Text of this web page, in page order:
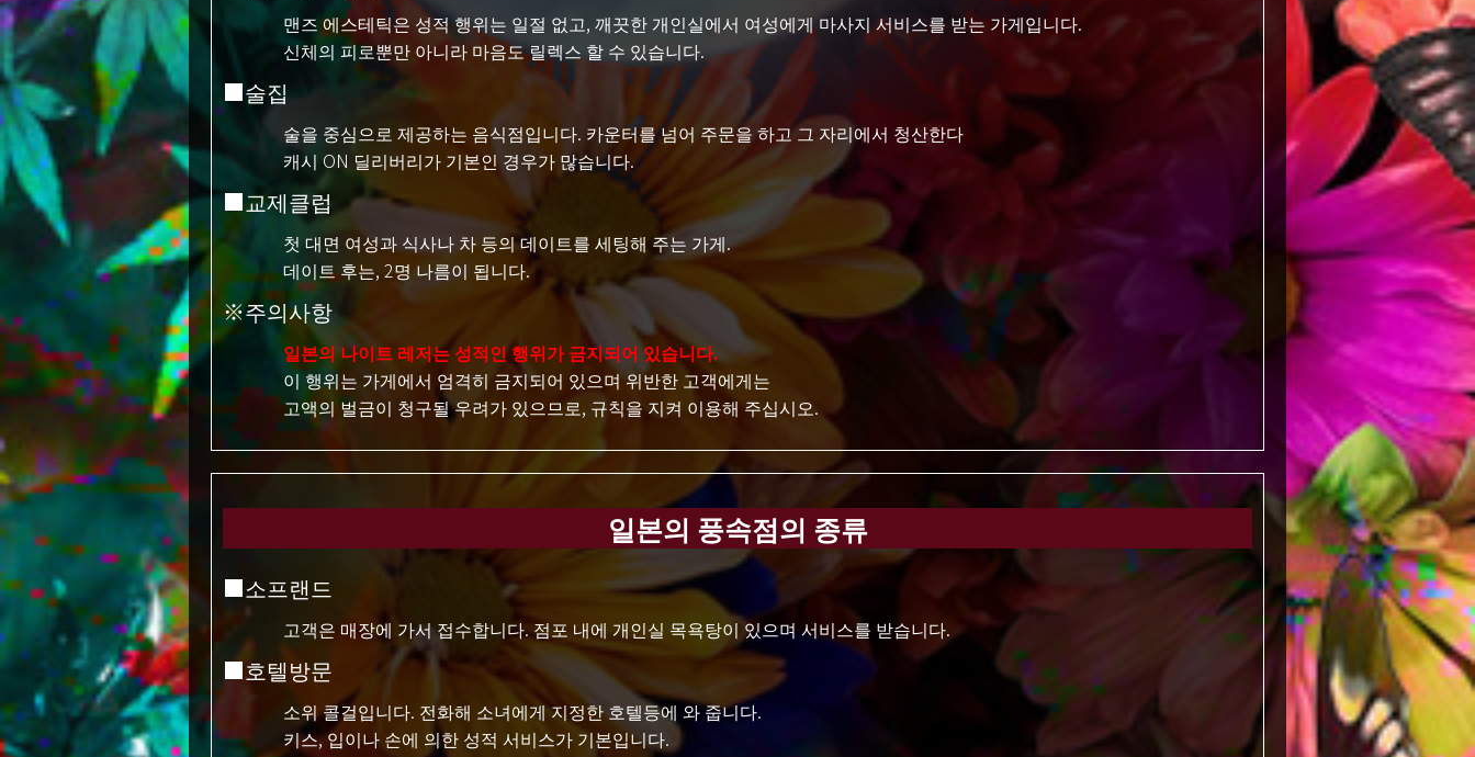
맨즈 에스테틱은 성적 행위는 일절 없고, 깨끗한 개인실에서 여성에게 마사지 서비스를 받는 가게입니다.
신체의 피로뿐만 아니라 마음도 릴렉스 할 수 있습니다.
■술집
술을 중심으로 제공하는 음식점입니다. 카운터를 넘어 주문을 하고 그 자리에서 청산한다
캐시 ON 딜리버리가 기본인 경우가 많습니다.
■교제클럽
첫 대면 여성과 식사나 차 등의 데이트를 세팅해 주는 가게.
데이트 후는, 2명 나름이 됩니다.
※주의사항
일본의 나이트 레저는 성적인 행위가 금지되어 있습니다.
이 행위는 가게에서 엄격히 금지되어 있으며 위반한 고객에게는
고액의 벌금이 청구될 우려가 있으므로, 규칙을 지켜 이용해 주십시오.
일본의 풍속점의 종류
■소프랜드
고객은 매장에 가서 접수합니다. 점포 내에 개인실 목욕탕이 있으며 서비스를 받습니다.
■호텔방문
소위 콜걸입니다. 전화해 소녀에게 지정한 호텔등에 와 줍니다.
키스, 입이나 손에 의한 성적 서비스가 기본입니다.